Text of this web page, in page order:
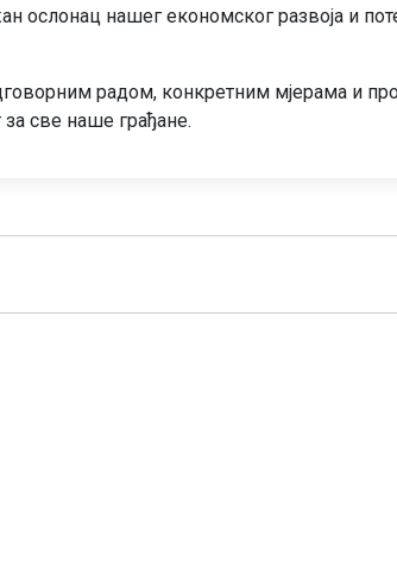
ослонац нашег економског развоја и
радом, конкретним мјерама и
за све наше грађане.